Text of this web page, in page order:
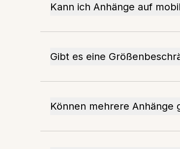
Kann ich Anhänge auf
Gibt es eine
Können mehrere Anhänge